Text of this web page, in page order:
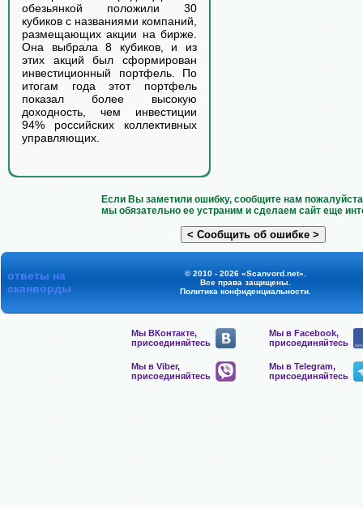
обезьянкой положили 30
кубиков с названиями компаний,
размещающих акции на бирже.
Она выбрала 8 кубиков, и из
этих акций был сформирован
инвестиционный портфель. По
итогам года этот портфель
показал более высокую
доходность, чем инвестиции
94% российских коллективных
управляющих.
Если Вы заметили ошибку, сообщите нам
мы обязательно ее устраним и сделаем сайт еще
ответы на
сканворды
© 2010 - 2026 «Scanvord.net».
Все права защищены.
Политика конфиденциальности.
Мы ВКонтакте,
присоединяйтесь
Мы в Facebook,
присоединяйтесь
Мы в Viber,
присоединяйтесь
Мы в Telegram,
присоединяйтесь